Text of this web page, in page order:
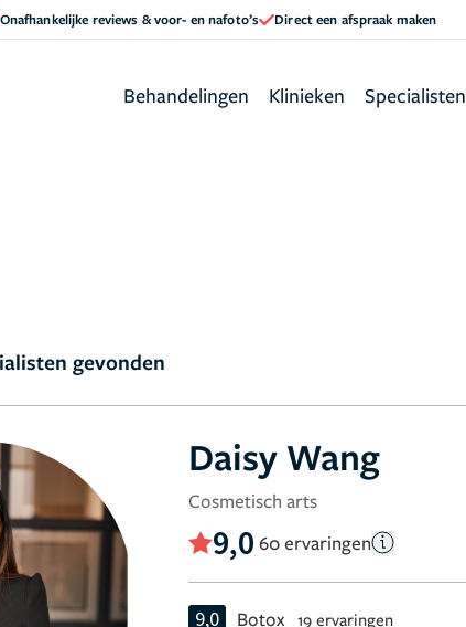
Onafhankelijke reviews & voor- en nafoto’s Direct een afspraak maken
Behandelingen Klinieken Specialisten
gevonden
Daisy Wang
Cosmetisch arts
9,0 60 ervaringen
9,0 Botox 19 ervaringen